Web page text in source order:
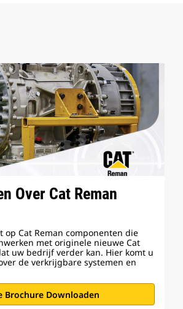
Over Cat Reman
op Cat Reman componenten die
met originele nieuwe Cat
uw bedrijf verder kan. Hier komt u
de verkrijgbare systemen en
Brochure Downloaden